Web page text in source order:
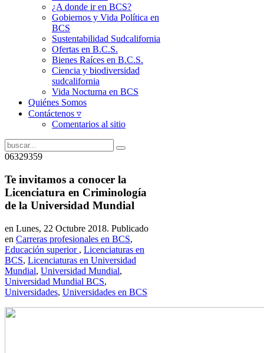
¿A donde ir en BCS?
Gobiernos y Vida Política en
BCS
Sustentabilidad Sudcalifornia
Ofertas en B.C.S.
Bienes Raíces en B.C.S.
Ciencia y biodiversidad
sudcalifornia
Vida Nocturna en BCS
Quiénes Somos
Contáctenos ▿
Comentarios al sitio
06329359
Te invitamos a conocer la
Licenciatura en Criminología
de la Universidad Mundial
en Lunes, 22 Octubre 2018. Publicado
en Carreras profesionales en BCS,
Educación superior , Licenciaturas en
BCS, Licenciaturas en Universidad
Mundial, Universidad Mundial,
Universidad Mundial BCS,
Universidades, Universidades en BCS